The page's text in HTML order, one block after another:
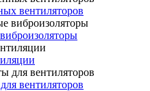
вентиляторов
вентиляторов